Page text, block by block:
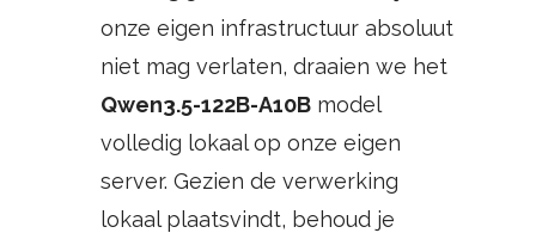
onze eigen infrastructuur absoluut
niet mag verlaten, draaien we het
Qwen3.5-122B-A10B model
volledig lokaal op onze eigen
server. Gezien de verwerking
lokaal plaatsvindt, behoud je